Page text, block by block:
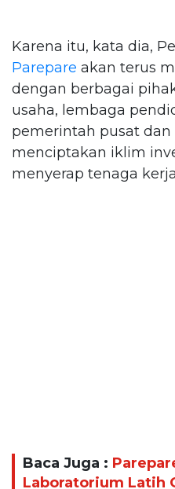
Karena itu, kata dia,
Parepare akan terus
dengan berbagai
usaha, lembaga
pemerintah pusat dan
menciptakan iklim
menyerap tenaga
Baca Juga :
Laboratorium Latih